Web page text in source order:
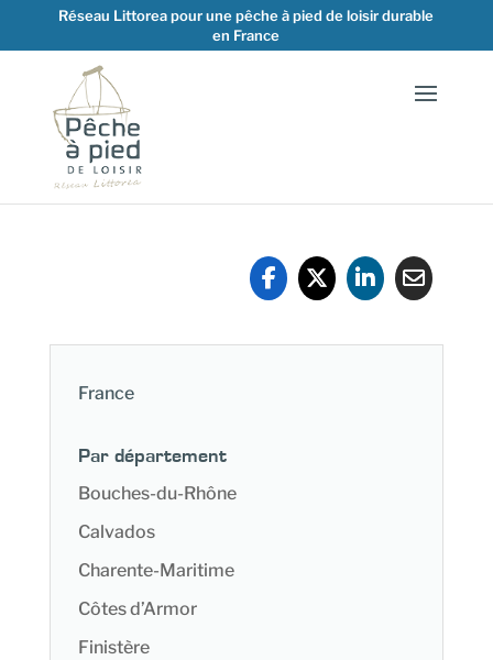
Réseau Littorea pour une pêche à pied de loisir durable
en France
France
Par département
Bouches-du-Rhône
Calvados
Charente-Maritime
Côtes d’Armor
Finistère